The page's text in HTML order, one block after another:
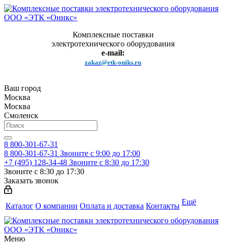
Комплексные поставки
электротехнического оборудования
e-mail:
zakaz@etk-oniks.ru
Ваш город
Москва
Москва
Смоленск
8 800-301-67-31
8 800-301-67-31 Звоните с 9:00 до 17:00
+7 (495) 128-34-48 Звоните с 8:30 до 17:30
Звоните с 8:30 до 17:30
Заказать звонок
Каталог О компании Оплата и доставка Контакты Ещё
Меню